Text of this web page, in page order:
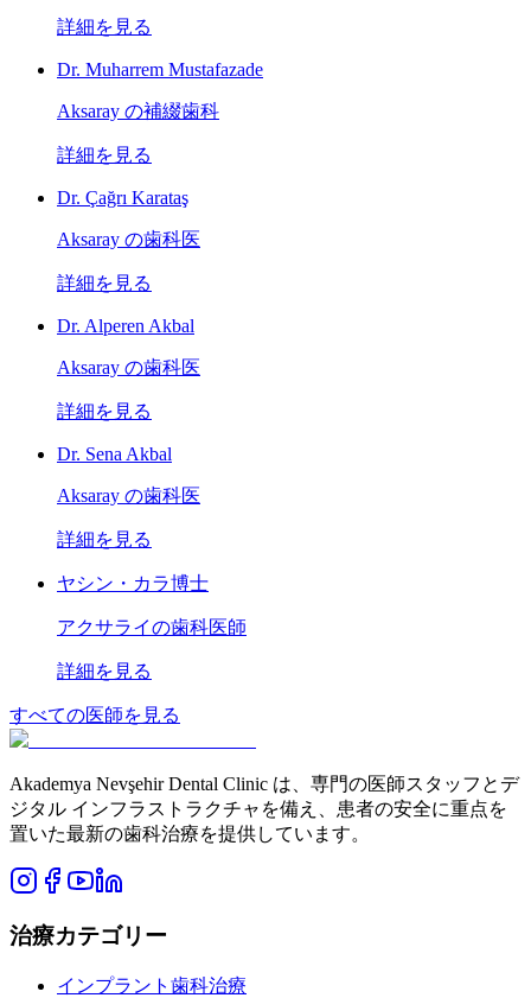
詳細を見る
Dr. Muharrem Mustafazade
Aksaray の補綴歯科
詳細を見る
Dr. Çağrı Karataş
Aksaray の歯科医
詳細を見る
Dr. Alperen Akbal
Aksaray の歯科医
詳細を見る
Dr. Sena Akbal
Aksaray の歯科医
詳細を見る
ヤシン・カラ博士
アクサライの歯科医師
詳細を見る
すべての医師を見る
Akademya Nevşehir Dental Clinic は、専門の医師スタッフとデ
ジタル インフラストラクチャを備え、患者の安全に重点を
置いた最新の歯科治療を提供しています。
治療カテゴリー
インプラント歯科治療